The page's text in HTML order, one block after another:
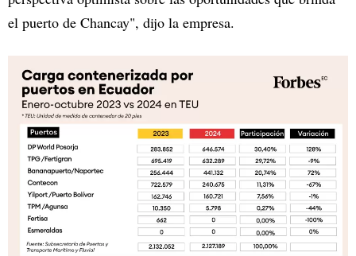
el puerto de Chancay", dijo la empresa.